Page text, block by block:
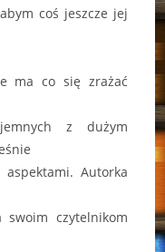
coś jeszcze jej
ma co się zrażać
z dużym
Autorka
czytelnikom